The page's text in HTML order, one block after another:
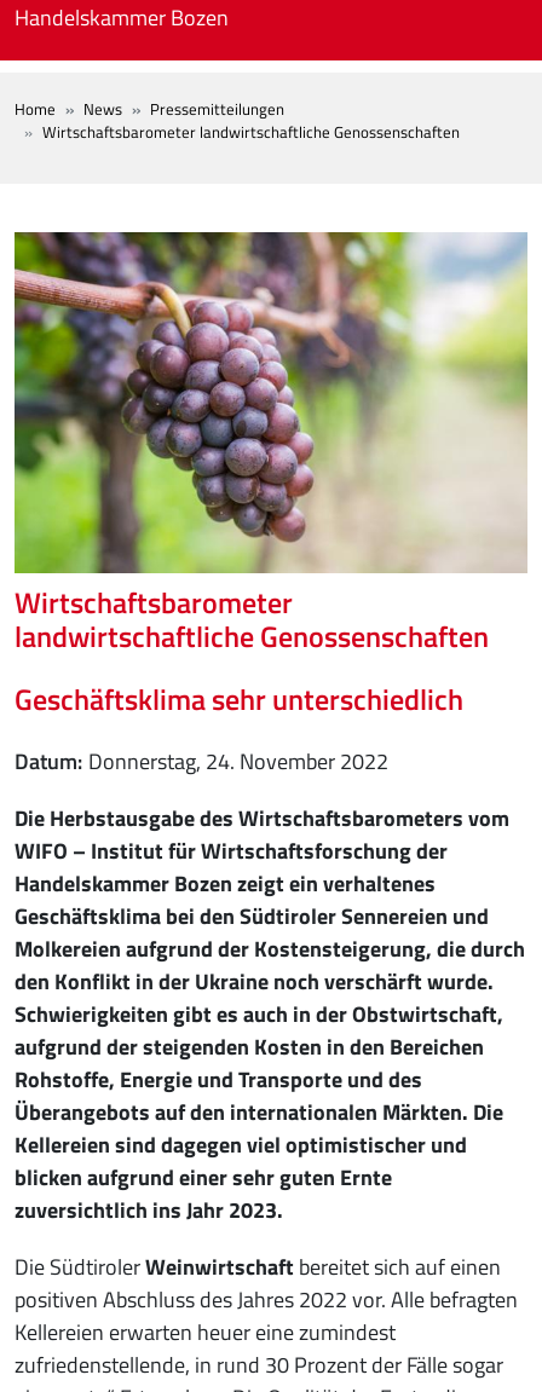
Skip to main content
Handelskammer Bozen
BREADCRUMB
Home News
Pressemitteilungen
Wirtschaftsbarometer landwirtschaftliche Genossenschaften
Wirtschaftsbarometer
landwirtschaftliche Genossenschaften
Geschäftsklima sehr unterschiedlich
Datum Donnerstag, 24. November 2022
Die Herbstausgabe des Wirtschaftsbarometers vom
WIFO – Institut für Wirtschaftsforschung der
Handelskammer Bozen zeigt ein verhaltenes
Geschäftsklima bei den Südtiroler Sennereien und
Molkereien aufgrund der Kostensteigerung, die durch
den Konflikt in der Ukraine noch verschärft wurde.
Schwierigkeiten gibt es auch in der Obstwirtschaft,
aufgrund der steigenden Kosten in den Bereichen
Rohstoffe, Energie und Transporte und des
Überangebots auf den internationalen Märkten. Die
Kellereien sind dagegen viel optimistischer und
blicken aufgrund einer sehr guten Ernte
zuversichtlich ins Jahr 2023.
Die SüdtirolerWeinwirtschaftbereitet sich auf einen
positiven Abschluss des Jahres 2022 vor. Alle befragten
Kellereien erwarten heuer eine zumindest
zufriedenstellende, in rund 30 Prozent der Fälle sogar